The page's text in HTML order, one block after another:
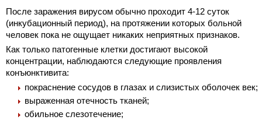
После заражения вирусом обычно проходит 4-12 суток
(инкубационный период), на протяжении которых больной
человек пока не ощущает никаких неприятных признаков.
Как только патогенные клетки достигают высокой
концентрации, наблюдаются следующие проявления
конъюнктивита:
покраснение сосудов в глазах и слизистых оболочек век;
выраженная отечность тканей;
обильное слезотечение;